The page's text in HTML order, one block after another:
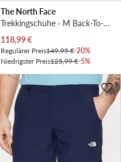
The North Face
Trekkingschuhe · M Back-To-Berkeley Iv Textile Wp NF0A8177OIK1 · Grün
Aktueller Preis
118,99€
Regulärer Preis149,99 €-20%
Niedrigster Preis125,99 €-5%